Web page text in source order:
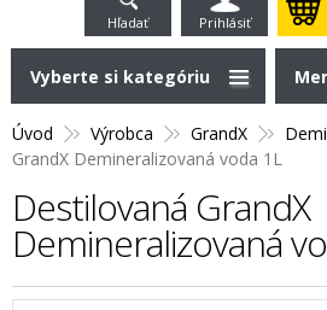
Hľadať Prihlásiť
Úvod Výrobca GrandX
GrandX Demineralizovaná voda 1L
Destilovaná GrandX
Demineralizovaná
Vyberte si kategóriu